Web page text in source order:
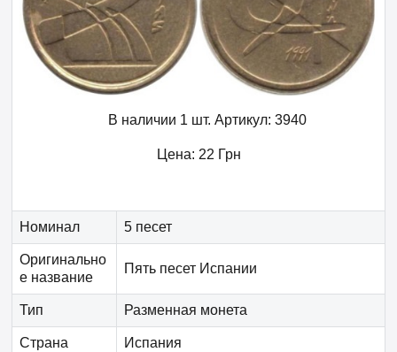
В наличии 1 шт. Артикул: 3940
Цена: 22 Грн
Номинал 5 песет
Оригинально
е название
Пять песет Испании
Тип Разменная монета
Страна Испания